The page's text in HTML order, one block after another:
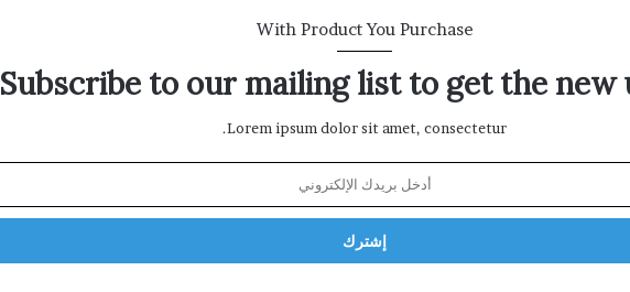
With Product You Purchase
Subscribe to our mailing list to get the new
Lorem ipsum dolor sit amet, consectetur.